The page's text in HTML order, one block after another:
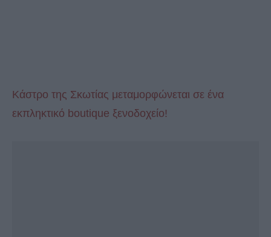
Κάστρο της Σκωτίας μεταμορφώνεται σε ένα
εκπληκτικό boutique ξενοδοχείο!